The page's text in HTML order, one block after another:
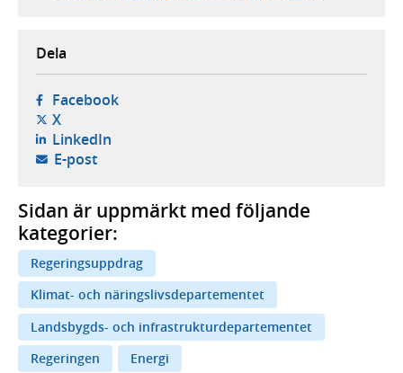
Dela
Facebook- öppnas i ny flik, extern webbplats,
X- öppnas i ny flik, extern webbplats,
LinkedIn- öppnas i ny flik, extern webbplats,
E-post- öppnar din e-postklient,
Sidan är uppmärkt med följande
kategorier:
Regeringsuppdrag
Klimat- och näringslivsdepartementet
Landsbygds- och infrastrukturdepartementet
Regeringen
Energi